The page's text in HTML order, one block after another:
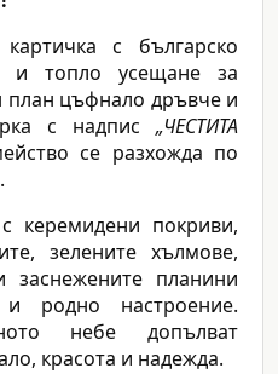
с българско
и топло усещане за
цъфнало дръвче и
с надпис „ЧЕСТИТА
се разхожда по
керемидени покриви,
зелените хълмове,
планини
и родно настроение.
небе допълват
красота и надежда.